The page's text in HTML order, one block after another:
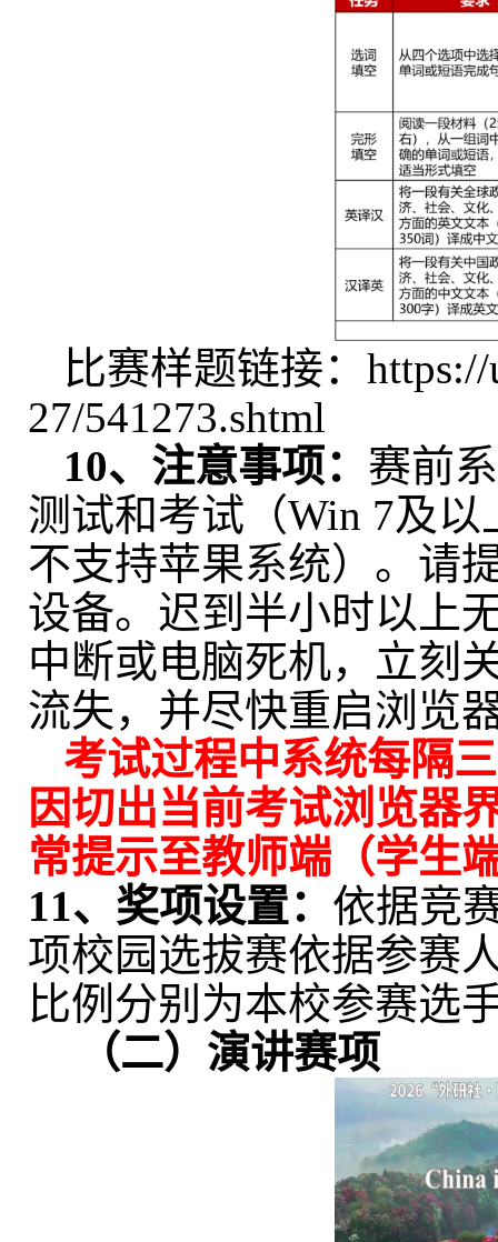
比赛样题链接：
27/541273.shtml
10、 注意事项： 赛前
测试和考试（Win 7及以
不支持苹果系统）。 请
设备。迟到半小时以上
中断或电脑死机，立刻
流失，并尽快重启浏览
考试过程中系统每隔
因切出当前考试浏览器
常提示至教师端（学生
11、 奖项设置： 依据竞
项校园选拔赛依据参赛
比例分别为本校参赛选
（二） 演讲赛项